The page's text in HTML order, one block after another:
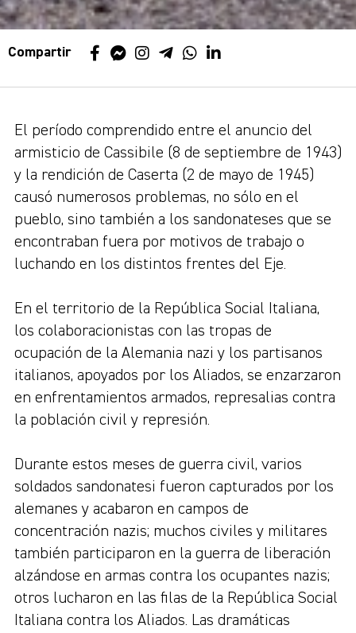
Compartir
El período comprendido entre el anuncio del
armisticio de Cassibile (8 de septiembre de 1943)
y la rendición de Caserta (2 de mayo de 1945)
causó numerosos problemas, no sólo en el
pueblo, sino también a los sandonateses que se
encontraban fuera por motivos de trabajo o
luchando en los distintos frentes del Eje.
En el territorio de la República Social Italiana,
los colaboracionistas con las tropas de
ocupación de la Alemania nazi y los partisanos
italianos, apoyados por los Aliados, se enzarzaron
en enfrentamientos armados, represalias contra
la población civil y represión.
Durante estos meses de guerra civil, varios
soldados sandonatesi fueron capturados por los
alemanes y acabaron en campos de
concentración nazis; muchos civiles y militares
también participaron en la guerra de liberación
alzándose en armas contra los ocupantes nazis;
otros lucharon en las filas de la República Social
Italiana contra los Aliados. Las dramáticas